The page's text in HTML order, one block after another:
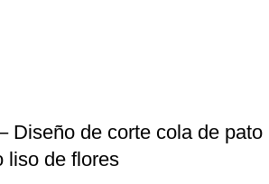
Diseño de corte cola de pato
liso de flores